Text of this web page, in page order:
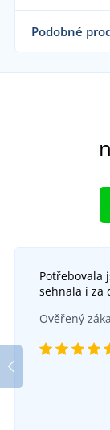
Podobné
Sami nosíme
Potřebovala
sehnala i za
Ověřený